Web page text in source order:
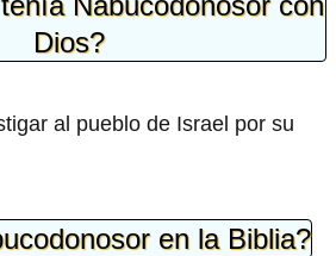
Dios?
al pueblo de Israel por su
en la Biblia?